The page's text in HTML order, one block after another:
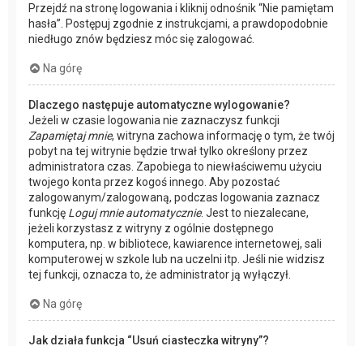
Przejdź na stronę logowania i kliknij odnośnik “Nie pamiętam
hasła”. Postępuj zgodnie z instrukcjami, a prawdopodobnie
niedługo znów będziesz móc się zalogować.
Na górę
Dlaczego następuje automatyczne wylogowanie?
Jeżeli w czasie logowania nie zaznaczysz funkcji
Zapamiętaj mnie, witryna zachowa informację o tym, że twój
pobyt na tej witrynie będzie trwał tylko określony przez
administratora czas. Zapobiega to niewłaściwemu użyciu
twojego konta przez kogoś innego. Aby pozostać
zalogowanym/zalogowaną, podczas logowania zaznacz
funkcję Loguj mnie automatycznie. Jest to niezalecane,
jeżeli korzystasz z witryny z ogólnie dostępnego
komputera, np. w bibliotece, kawiarence internetowej, sali
komputerowej w szkole lub na uczelni itp. Jeśli nie widzisz
tej funkcji, oznacza to, że administrator ją wyłączył.
Na górę
Jak działa funkcja “Usuń ciasteczka witryny”?